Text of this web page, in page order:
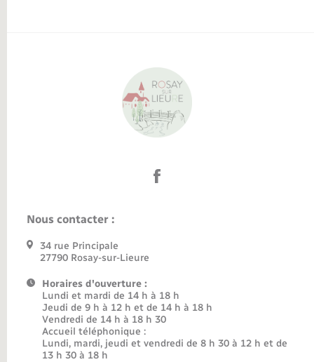
Nous contacter :
34 rue Principale
27790 Rosay-sur-Lieure
Horaires d'ouverture :
Lundi et mardi de 14 h à 18 h
Jeudi de 9 h à 12 h et de 14 h à 18 h
Vendredi de 14 h à 18 h 30
Accueil téléphonique :
Lundi, mardi, jeudi et vendredi de 8 h 30 à 12 h et de
13 h 30 à 18 h